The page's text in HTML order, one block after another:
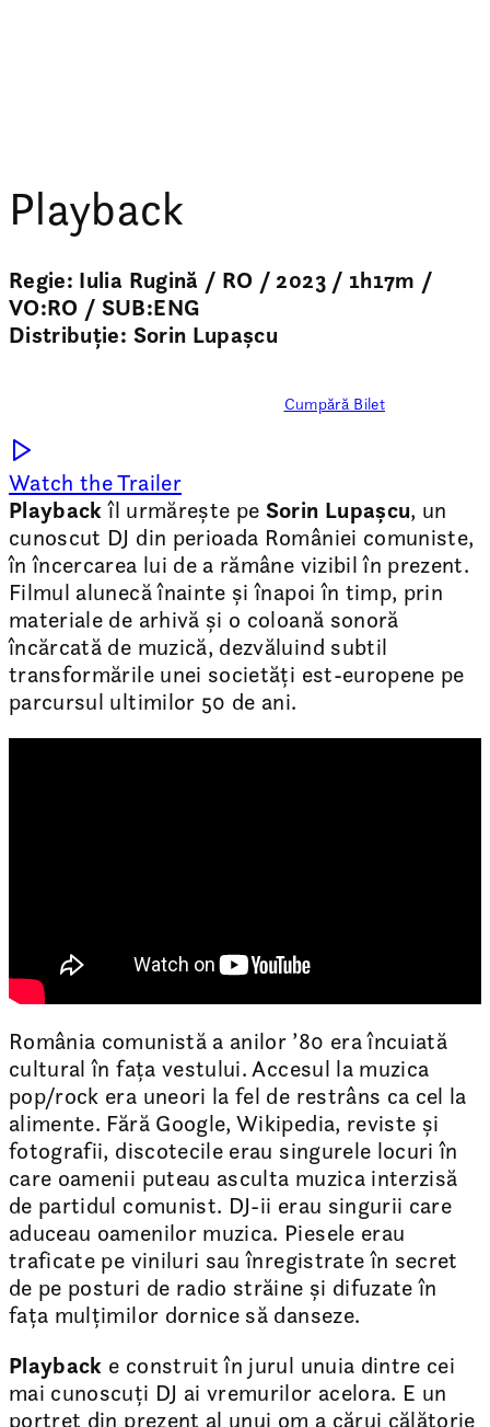
Playback
Regie: Iulia Rugină / RO / 2023 / 1h17m /
VO:RO / SUB:ENG
Distribuție: Sorin Lupașcu
Cumpără Bilet
Watch the Trailer
Playbackîl urmărește pe Sorin Lupașcu, un
cunoscut DJ din perioada României comuniste,
în încercarea lui de a rămâne vizibil în prezent.
Filmul alunecă înainte și înapoi în timp, prin
materiale de arhivă și o coloană sonoră
încărcată de muzică, dezvăluind subtil
transformările unei societăți est-europene pe
parcursul ultimilor 50 de ani.
România comunistă a anilor ’80 era încuiată
cultural în fața vestului. Accesul la muzica
pop/rock era uneori la fel de restrâns ca cel la
alimente. Fără Google, Wikipedia, reviste și
fotografii, discotecile erau singurele locuri în
care oamenii puteau asculta muzica interzisă
de partidul comunist. DJ-ii erau singurii care
aduceau oamenilor muzica. Piesele erau
traficate pe viniluri sau înregistrate în secret
de pe posturi de radio străine și difuzate în
fața mulțimilor dornice să danseze.
Playback e construit în jurul unuia dintre cei
mai cunoscuți DJ ai vremurilor acelora. E un
portret din prezent al unui om a cărui călătorie